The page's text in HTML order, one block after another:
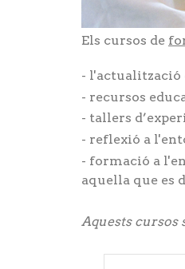
Els cursos de
recursos
tallers
reflexió a
formació a
aquella que es
Aquests cursos